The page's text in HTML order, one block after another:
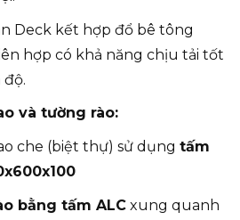
Deck kết hợp đổ bê tông
hợp có khả năng chịu tải tốt
và tường rào:
che (biệt thự) sử dụng tấm
bằng tấm ALCxung quanh